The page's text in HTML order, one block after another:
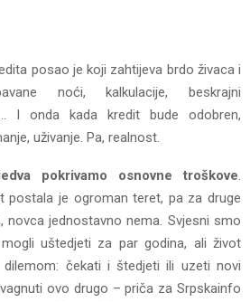
posao je koji zahtijeva brdo živaca i
noći, kalkulacije, beskrajni
I onda kada kredit bude odobren,
uživanje. Pa, realnost.
pokrivamo osnovne troškove.
postala je ogroman teret, pa za druge
novca jednostavno nema. Svjesni smo
uštedjeti za par godina, ali život
čekati i štedjeti ili uzeti novi
ovo drugo – priča za Srpskainfo